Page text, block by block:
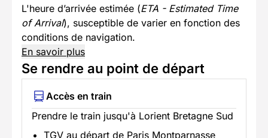
L'heure d’arrivée estimée (ETA - Estimated Time
of Arrival), susceptible de varier en fonction des
conditions de navigation.
En savoir plus
Se rendre au point de départ
Accès en train
Prendre le train jusqu'à Lorient Bretagne Sud
TGV au départ de Paris Montparnasse